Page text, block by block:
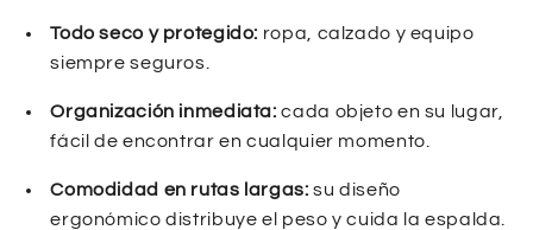
Todo seco y protegido: ropa, calzado y equipo
siempre seguros.
Organización inmediata: cada objeto en su lugar,
fácil de encontrar en cualquier momento.
Comodidad en rutas largas: su diseño
ergonómico distribuye el peso y cuida la espalda.